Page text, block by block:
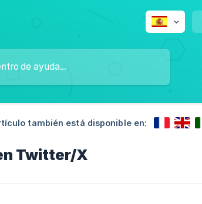
también está disponible en:
Twitter/X